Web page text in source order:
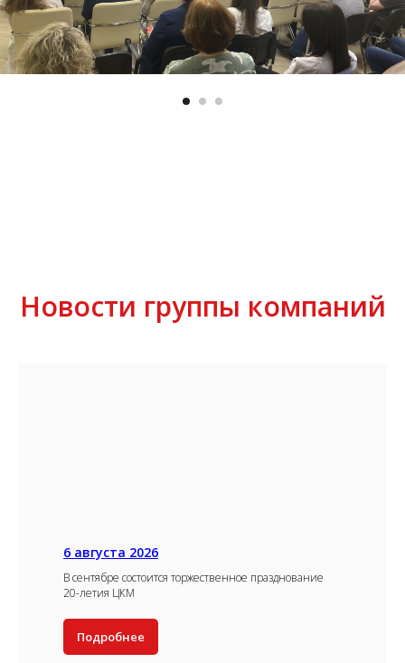
Новости группы компаний
6 августа 2026
В сентябре состоится торжественное празднование
20-летия ЦКМ
Подробнее